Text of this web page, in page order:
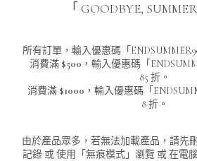
重磅純色長袖 T-SHIRT
重磅純色短袖 T-SHIRT 系
重磅純色 衛衣 系列
男裝恤衫
長袖恤衫
男裝 T-Shirt
長袖 T-SHIRT
短袖 POLO T-Shirt
針織外套
男裝衛衣
頸鏈及鏈墜
包袋
About Us
搜索
圓領衛衣
連帽衛衣
針織外套
「 GOODBYE, SUMMER
所有訂單，輸入優惠碼「
消費滿 $500 ，輸入優惠碼「
85 折。
消費滿 $1000 ，輸入優惠碼「
8 折。
由於產品眾多，若無法加載產品，請先
記錄 或 使用「無痕模式」瀏覽 或 在電